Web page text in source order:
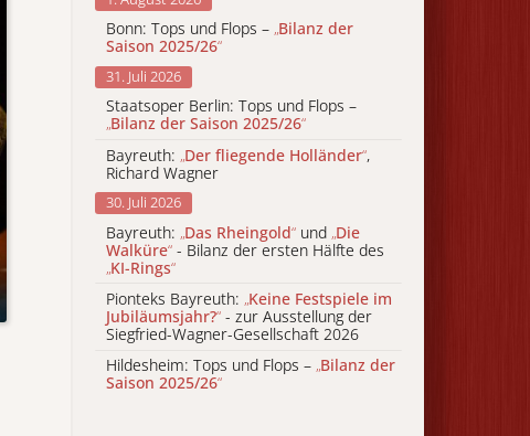
Bonn: Tops und Flops – „Bilanz der
Saison 2025/26“
31. Juli 2026
Staatsoper Berlin: Tops und Flops –
„Bilanz der Saison 2025/26“
Bayreuth: „Der fliegende Holländer“,
Richard Wagner
30. Juli 2026
Bayreuth: „Das Rheingold“ und „Die
Walküre“ - Bilanz der ersten Hälfte des
„KI-Rings“
Pionteks Bayreuth: „Keine Festspiele im
Jubiläumsjahr?“ - zur Ausstellung der
Siegfried-Wagner-Gesellschaft 2026
Hildesheim: Tops und Flops – „Bilanz der
Saison 2025/26“